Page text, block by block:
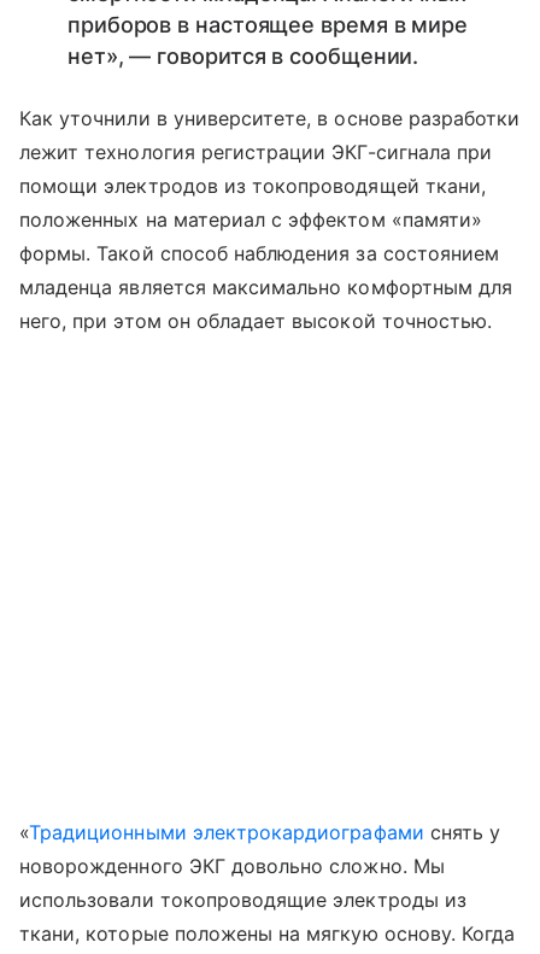
приборов в настоящее время в мире
нет», — говорится в сообщении.
Как уточнили в университете, в основе разработки
лежит технология регистрации ЭКГ-сигнала при
помощи электродов из токопроводящей ткани,
положенных на материал с эффектом «памяти»
формы. Такой способ наблюдения за состоянием
младенца является максимально комфортным для
него, при этом он обладает высокой точностью.
«Традиционными электрокардиографами снять у
новорожденного ЭКГ довольно сложно. Мы
использовали токопроводящие электроды из
ткани, которые положены на мягкую основу. Когда